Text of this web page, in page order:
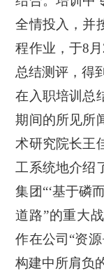
全情投入，并
程作业，于8
总结测评，得
在入职培训总
期间的所见所
术研究院长王
工系统地介绍
集团“‘基于磷
道路”的重大
作在公司“资
构建中所肩负